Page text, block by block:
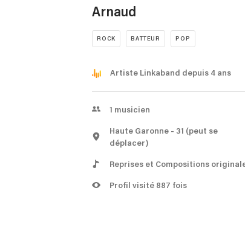
Arnaud
ROCK BATTEUR POP
Artiste Linkaband depuis 4 ans
1 musicien
Haute Garonne - 31 (peut se
déplacer)
Reprises et Compositions
Profil visité 887 fois